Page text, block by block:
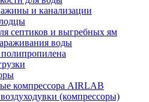
и канализации
септиков и выгребных ям
воды
компрессора AIRLAB
(компрессоры)